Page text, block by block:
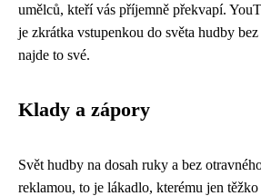
umělců, kteří vás příjemně překvapí.
je zkrátka vstupenkou do světa hudby
najde to své.
Klady a zápory
Svět hudby na dosah ruky a bez
reklamou, to je lákadlo, kterému jen